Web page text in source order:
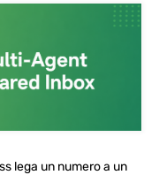
lega un numero a un